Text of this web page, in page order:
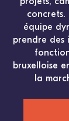
concrets.
équipe
prendre des
bruxelloise
la